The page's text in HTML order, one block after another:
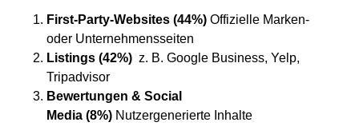
First-Party-Websites (44%) Offizielle Marken-
oder Unternehmensseiten
Listings (42%) z. B. Google Business, Yelp,
Tripadvisor
Bewertungen & Social
Media (8%)Nutzergenerierte Inhalte